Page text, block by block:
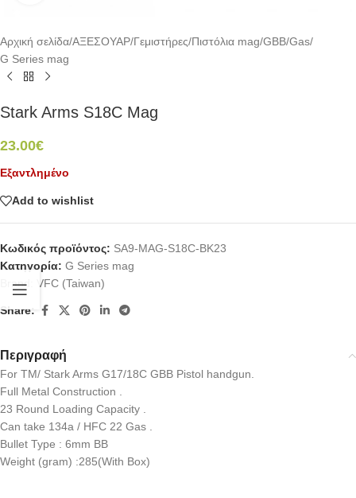
Αρχική σελίδα/ΑΞΕΣΟΥΑΡ/Γεμιστήρες/Πιστόλια mag/GBB/Gas/
G Series mag
Stark Arms S18C Mag
23.00€
Εξαντλημένο
Add to wishlist
Κωδικός προϊόντος: SA9-MAG-S18C-BK23
Κατηγορία: G Series mag
Brand:
VFC (Taiwan)
Share:
Περιγραφή
For TM/ Stark Arms G17/18C GBB Pistol handgun.
Full Metal Construction .
23 Round Loading Capacity .
Can take 134a / HFC 22 Gas .
Bullet Type : 6mm BB
Weight (gram) :285(With Box)